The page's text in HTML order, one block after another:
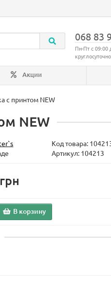
068 83
Пн-Пт с 09:00
Акции
с принтом NEW
NEW
Код товара:
Артикул: 104213
В корзину